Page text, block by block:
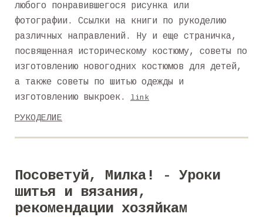
любого понравившегося рисунка или
фотографии. Ссылки на книги по рукоделию
различных направлений. Ну и еще страничка,
посвященная историческому костюму, советы по
изготовлению новогодних костюмов для детей,
а также советы по шитью одежды и
изготовлению выкроек.
link
РУКОДЕЛИЕ
Посоветуй, Милка! - Уроки
шитья и вязания,
рекомендации хозяйкам